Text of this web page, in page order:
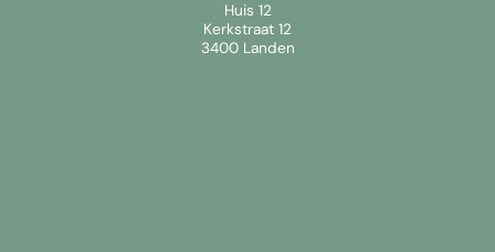
Huis 12
Kerkstraat 12
3400 Landen